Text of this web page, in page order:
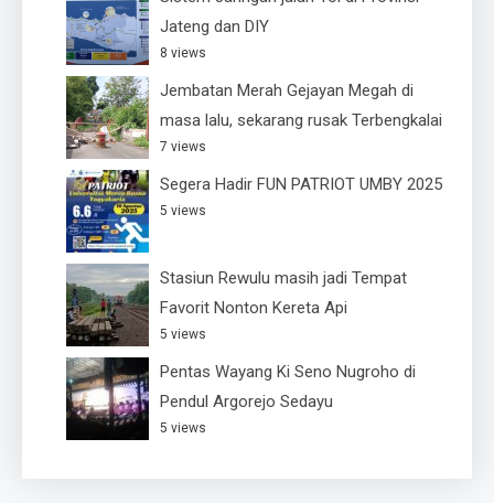
Jateng dan DIY
8 views
Jembatan Merah Gejayan Megah di
masa lalu, sekarang rusak Terbengkalai
7 views
Segera Hadir FUN PATRIOT UMBY 2025
5 views
Stasiun Rewulu masih jadi Tempat
Favorit Nonton Kereta Api
5 views
Pentas Wayang Ki Seno Nugroho di
Pendul Argorejo Sedayu
5 views